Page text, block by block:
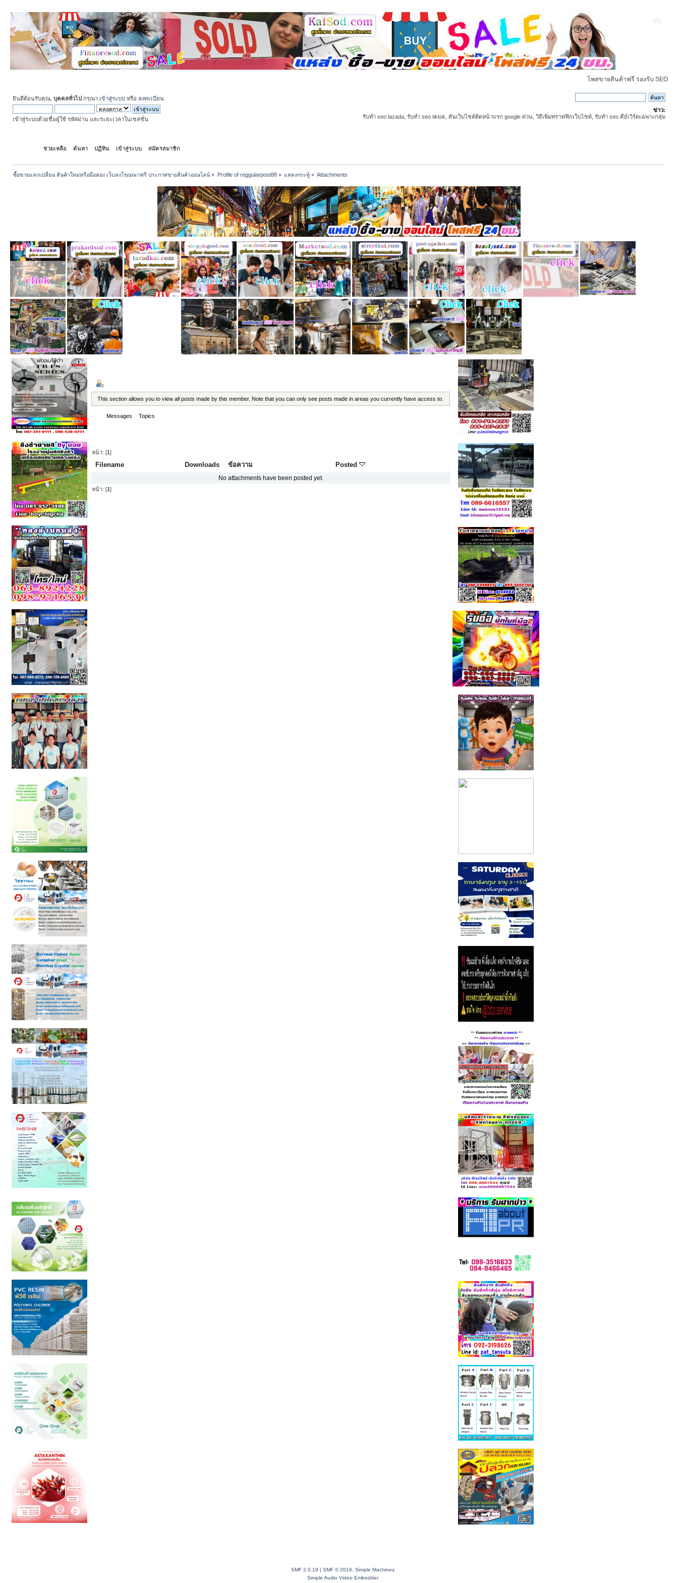
โพสขายสินค้าฟรี รองรับ SEO
ยินดีต้อนรับคุณ, บุคคลทั่วไป กรุณา เข้าสู่ระบบ หรือ ลงทะเบียน
เข้าสู่ระบบด้วยชื่อผู้ใช้ รหัสผ่าน และระยะเวลาในเซสชั่น
ข่าว:
รับทำ seo lazada, รับทำ seo tiktok, ดันเว็บไซต์ติดหน้าแรก google ด่วน, วิธีเพิ่มทราฟฟิกเว็บไซต์, รับทำ seo คีย์เวิร์ดเฉพาะกลุ่ม
ช่วยเหลือ ค้นหา ปฏิทิน เข้าสู่ระบบ สมัครสมาชิก
ซื้อขายแลกเปลี่ยน สินค้าใหม่หรือมือสอง เว็บลงโฆษณาฟรี ประกาศขายสินค้าออนไลน์ » Profile of reggularpost88» แสดงกระทู้» Attachments
This section allows you to view all posts made by this member. Note that you can only see posts made in areas you currently have access to.
Messages Topics
หน้า: [1]
Filename Downloads ข้อความ Posted
No attachments have been posted yet.
หน้า: [1]
SMF 2.0.19 | SMF © 2016
Simple Machines
Simple Audio Video Embedder